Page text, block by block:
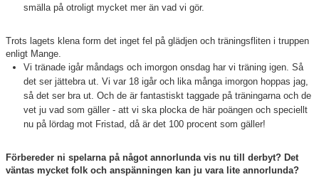
smälla på otroligt mycket mer än vad vi gör.
Trots lagets klena form det inget fel på glädjen och träningsfliten i truppen
enligt Mange.
Vi tränade igår måndags och imorgon onsdag har vi träning igen. Så
det ser jättebra ut. Vi var 18 igår och lika många imorgon hoppas jag,
så det ser bra ut. Och de är fantastiskt taggade på träningarna och de
vet ju vad som gäller - att vi ska plocka de här poängen och speciellt
nu på lördag mot Fristad, då är det 100 procent som gäller!
Förbereder ni spelarna på något annorlunda vis nu till derbyt? Det
väntas mycket folk och anspänningen kan ju vara lite annorlunda?